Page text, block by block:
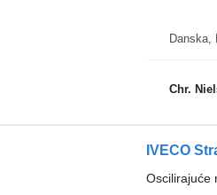
Danska,
Chr.
IVECO
Oscilirajuće